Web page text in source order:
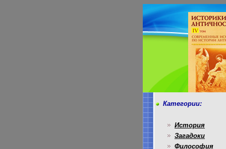
Категории:
История
Загадоки
Философия